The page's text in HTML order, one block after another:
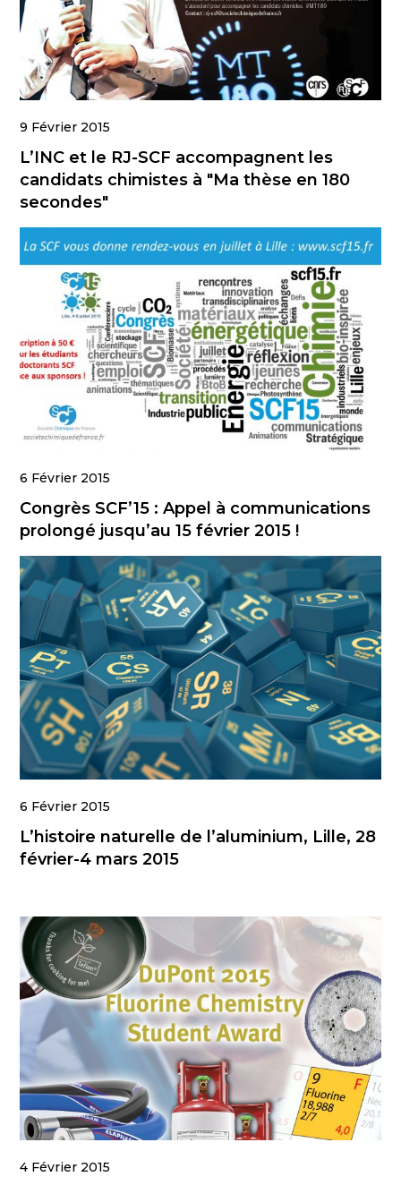
9 Février 2015
L’INC et le RJ-SCF accompagnent les
candidats chimistes à "Ma thèse en 180
secondes"
6 Février 2015
Congrès SCF’15 : Appel à communications
prolongé jusqu’au 15 février 2015 !
6 Février 2015
L’histoire naturelle de l’aluminium, Lille, 28
février-4 mars 2015
4 Février 2015